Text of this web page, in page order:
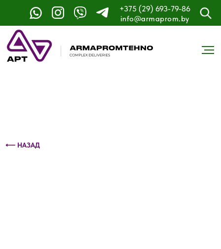
+375 (29) 693-79-86
info@armaprom.by
Контактный телефон: +375 (29) 693-79-86
⟵ НАЗАД